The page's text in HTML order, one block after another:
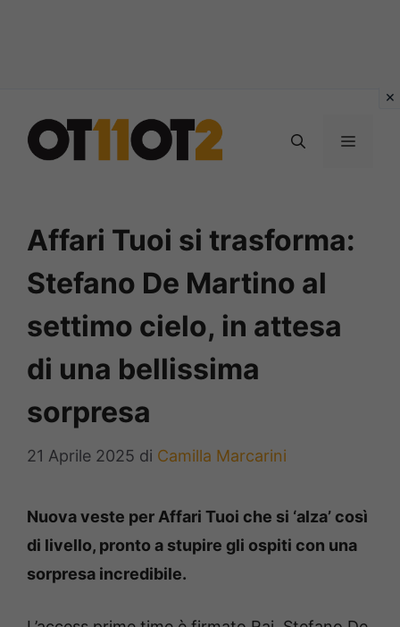
contenuto
MENU
Affari Tuoi si trasforma:
Stefano De Martino al
settimo cielo, in attesa
di una bellissima
sorpresa
21 Aprile 2025 di Camilla Marcarini
Nuova veste per Affari Tuoi che si ‘alza’ così
di livello, pronto a stupire gli ospiti con una
sorpresa incredibile.